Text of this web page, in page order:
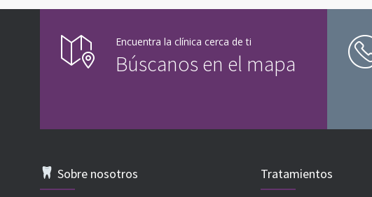
Encuentra la clínica cerca de ti
Búscanos en el mapa
Sobre nosotros Tratamientos